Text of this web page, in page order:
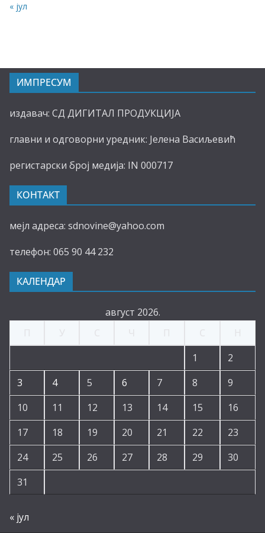
« јул
ИМПРЕСУМ
издавач: СД ДИГИТАЛ ПРОДУКЦИЈА
главни и одговорни уредник: Јелена Васиљевић
регистарски број медија: IN 000717
КОНТАКТ
мејл адреса: sdnovine@yahoo.com
телефон: 065 90 44 232
КАЛЕНДАР
август 2026.
1
2
3
4 5 6 7 8
9
10
11 12 13 14 15
16
17
18 19 20 21 22
23
24
25 26 27 28 29
30
31
« јул